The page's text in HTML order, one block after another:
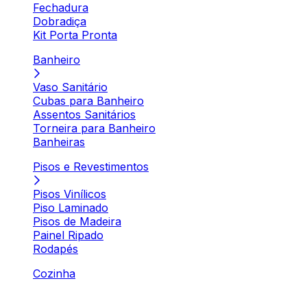
Fechadura
Dobradiça
Kit Porta Pronta
Banheiro
Vaso Sanitário
Cubas para Banheiro
Assentos Sanitários
Torneira para Banheiro
Banheiras
Pisos e Revestimentos
Pisos Vinílicos
Piso Laminado
Pisos de Madeira
Painel Ripado
Rodapés
Cozinha